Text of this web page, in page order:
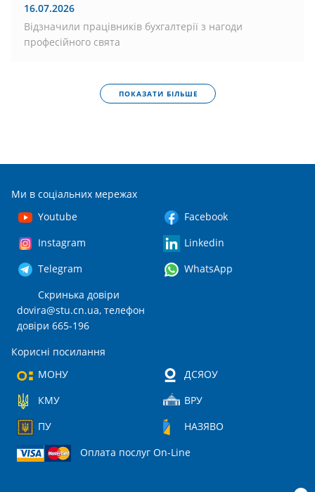
16.07.2026
Відзначили працівників бухгалтерії з нагоди
професійного свята
ПОКАЗАТИ БІЛЬШЕ
Ми в соціальних мережах
Youtube
Facebook
Instagram
Linkedin
Telegram
WhatsApp
Скринька довіри
dovira@stu.cn.ua, телефон
довіри 665-196
Корисні посилання
МОНУ
ДСЯОУ
КМУ
ВРУ
ПУ
НАЗЯВО
Оплата послуг On-Line